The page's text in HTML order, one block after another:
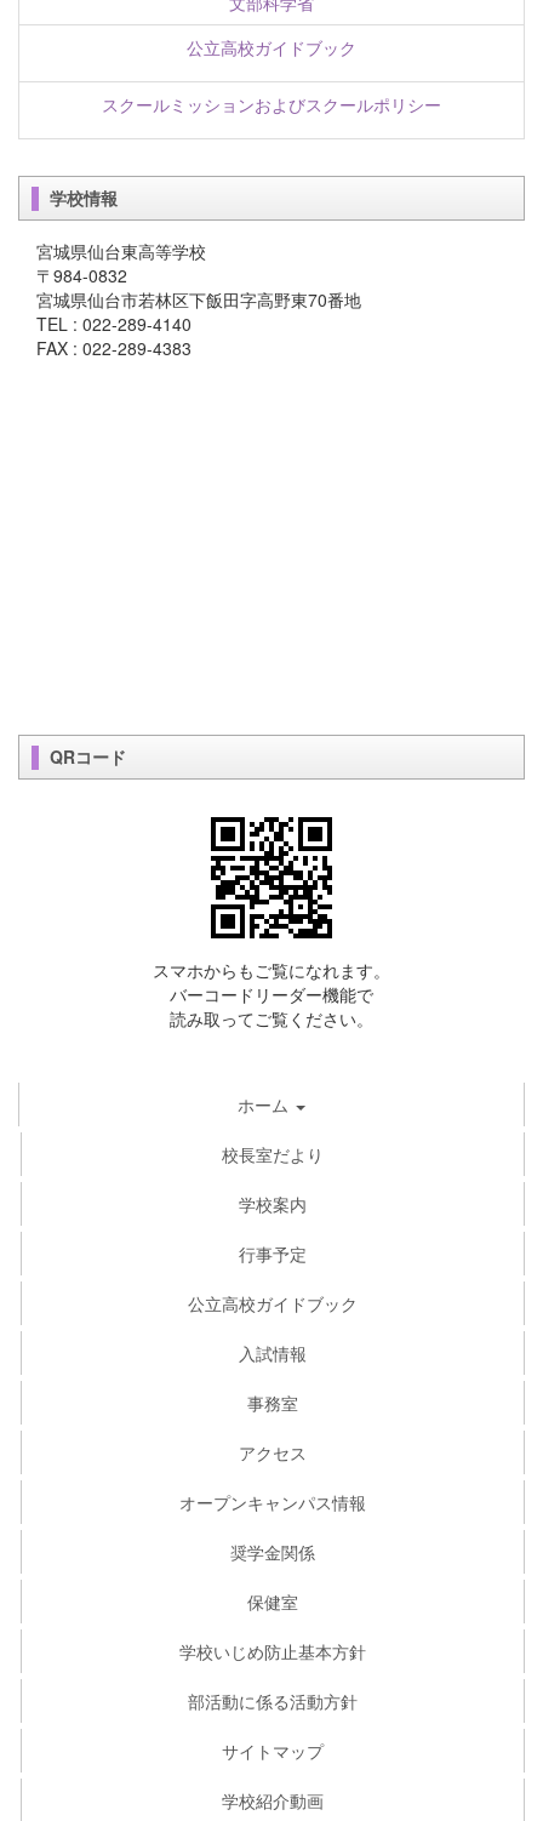
公立高校ガイドブック
スクールミッションおよびスクールポリシー
学校情報
宮城県仙台東高等学校
〒984-0832
宮城県仙台市若林区下飯田字高野東70番地
TEL : 022-289-4140
FAX : 022-289-4383
QRコード
スマホからもご覧になれます。
バーコードリーダー機能で
読み取ってご覧ください。
ホーム
校長室だより
学校案内
行事予定
公立高校ガイドブック
入試情報
事務室
アクセス
オープンキャンパス情報
奨学金関係
保健室
学校いじめ防止基本方針
部活動に係る活動方針
サイトマップ
学校紹介動画